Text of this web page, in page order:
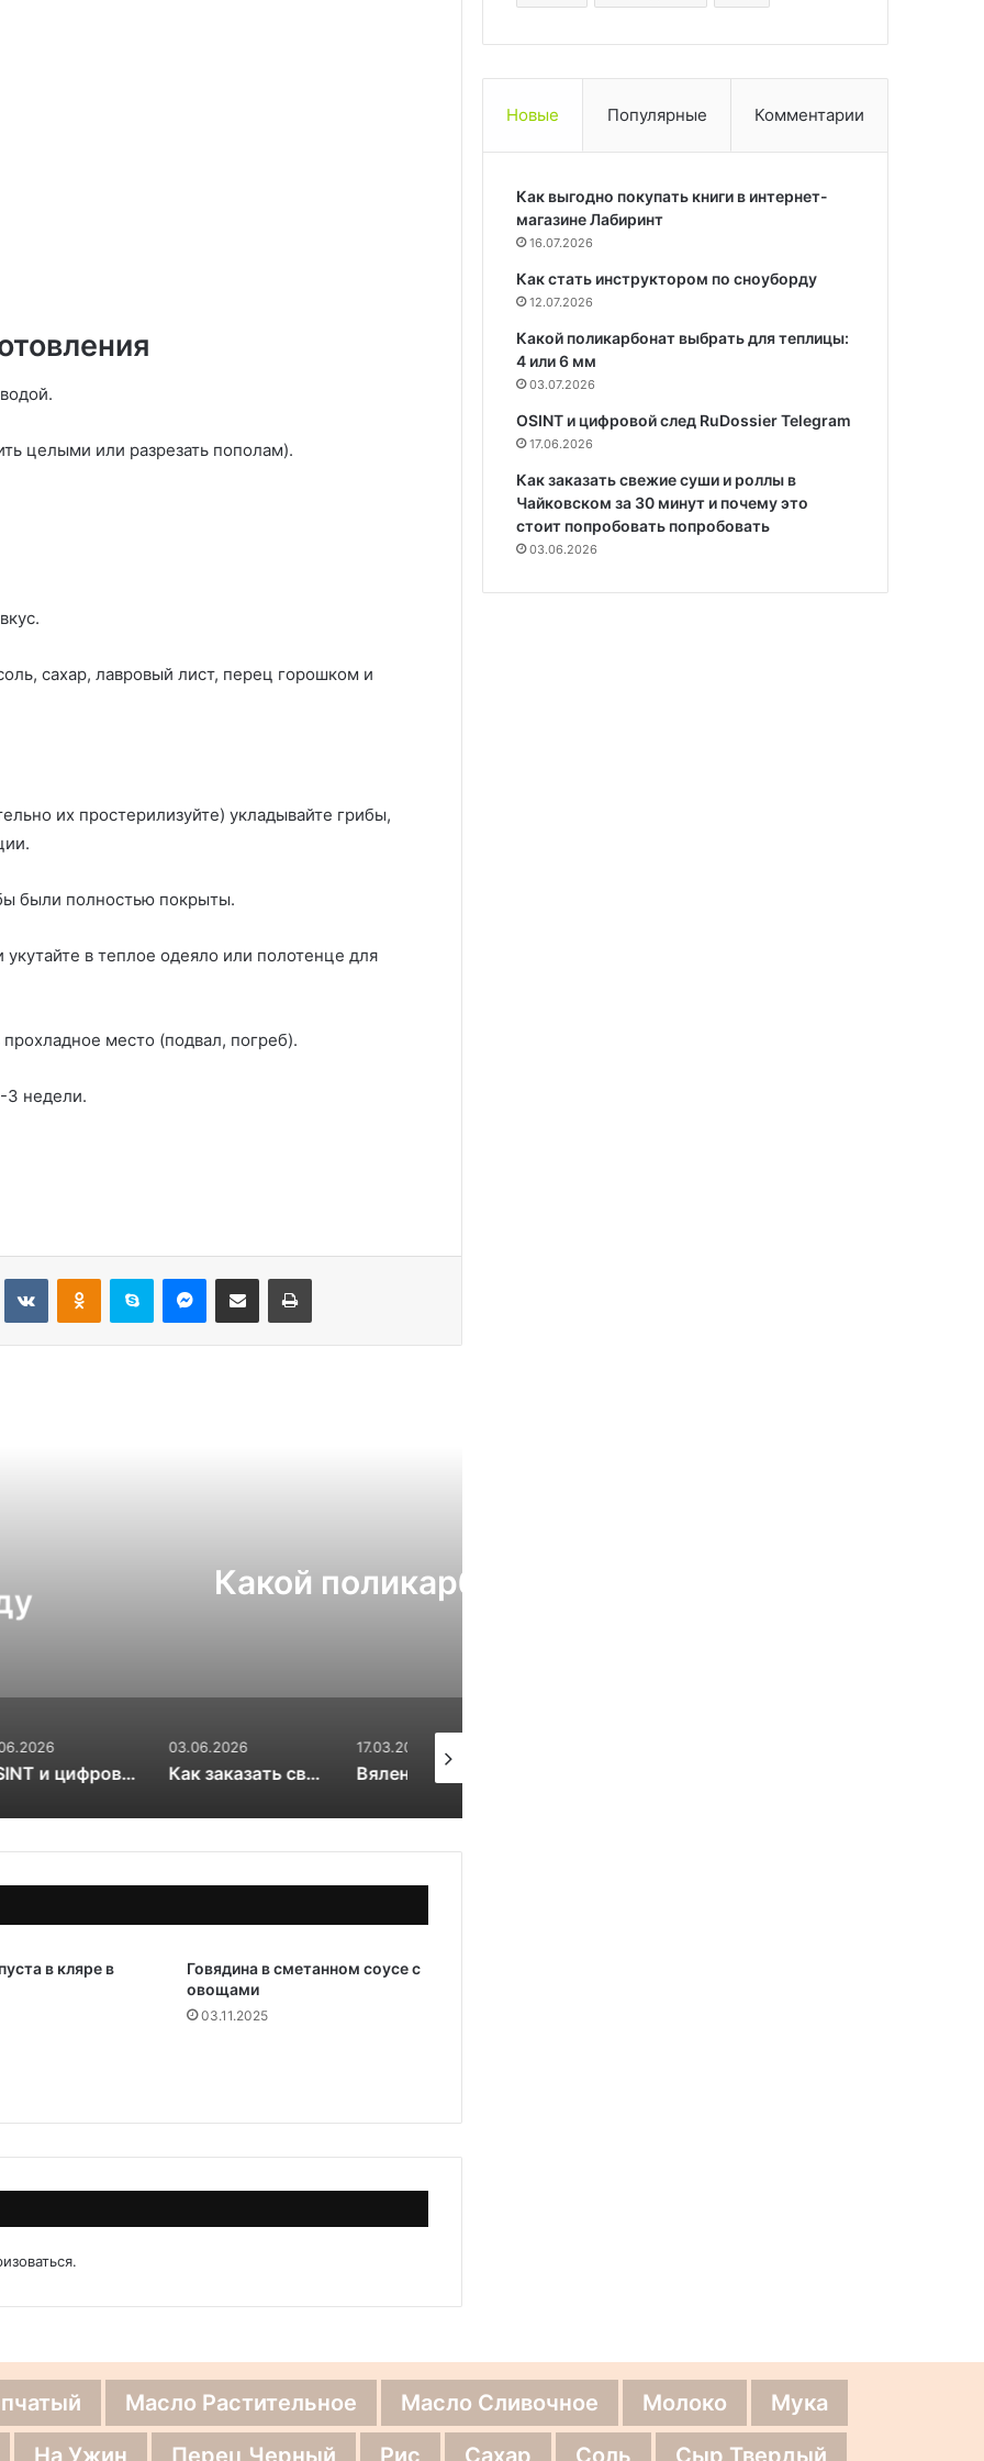
целыми или разрезать пополам).
сахар, лавровый лист, перец горошком и
их простерилизуйте) укладывайте грибы,
были полностью покрыты.
в теплое одеяло или полотенце для
место (подвал, погреб).
3 недели.
ВконтактеОдноклассники
Skype Messenger
Поделиться через электронную почту Печатать
выбрать для теплицы:
6 мм
OSINT и цифровой след RuDossier Telegram
03.06.2026
Как заказать свежие суши и роллы в Чайковском за 30 минут и почему это стоит попробовать попробовать
17.03.2026
Вяленые сливы — солнечная алхимия вкуса
в кляре в
Говядина в сметанном соусе с
овощами
03.11.2025
.
Новые Популярные Комментарии
Как выгодно покупать книги в интернет-
магазине Лабиринт
16.07.2026
Как стать инструктором по сноуборду
12.07.2026
Какой поликарбонат выбрать для теплицы:
4 или 6 мм
03.07.2026
OSINT и цифровой след RuDossier Telegram
17.06.2026
Как заказать свежие суши и роллы в
Чайковском за 30 минут и почему это
стоит попробовать попробовать
03.06.2026
Масло Растительное Масло Сливочное Молоко
Мука
На Ужин Перец Черный Рис Сахар Соль Сыр Твердый